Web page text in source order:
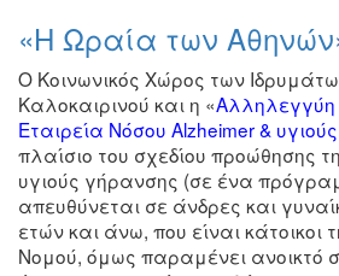
«Η Ωραία των
Ο Κοινωνικός Χώρος των
Καλοκαιρινού και η «Αλληλεγγύη
Εταιρεία Νόσου Alzheimer&
πλαίσιο του σχεδίου προώθησης
υγιούς γήρανσης (σε ένα
απευθύνεται σε άνδρες και
ετών και άνω, που είναι κάτοικοι
Νομού, όμως παραμένει ανοικτό